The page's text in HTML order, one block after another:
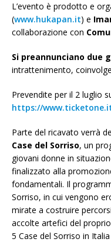
L’evento è prodotto e
(www.hukapan.it) e
collaborazione con
Si preannunciano due
intrattenimento,
Prevendite per il 2 luglio
https://
Parte del ricavato verrà
Case del Sorriso, un
giovani donne in
finalizzato alla
fondamentali. Il
Sorriso, in cui vengono
mirate a costruire
accolte artefici del
5 Case del Sorriso in